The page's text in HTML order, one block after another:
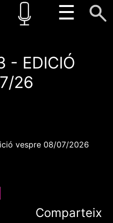
☰
- EDICIÓ
26
vespre 08/07/2026
Comparteix